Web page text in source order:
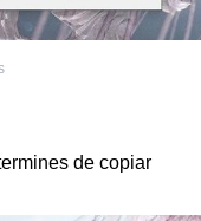
de copiar